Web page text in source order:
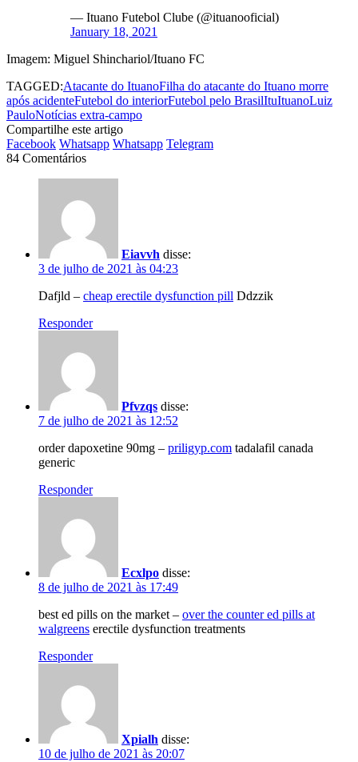
— Ituano Futebol Clube (@ituanooficial)
January 18, 2021
Imagem: Miguel Shinchariol/Ituano FC
TAGGED:Atacante do ItuanoFilha do atacante do Ituano morre
após acidenteFutebol do interiorFutebol pelo BrasilItuItuanoLuiz
PauloNotícias extra-campo
Compartilhe este artigo
Facebook Whatsapp Whatsapp Telegram
84 Comentários
Eiavvh disse:
3 de julho de 2021 às 04:23
Dafjld – cheap erectile dysfunction pill Ddzzik
Responder
Pfvzqs disse:
7 de julho de 2021 às 12:52
order dapoxetine 90mg – priligyp.com tadalafil canada
generic
Responder
Ecxlpo disse:
8 de julho de 2021 às 17:49
best ed pills on the market – over the counter ed pills at
walgreens erectile dysfunction treatments
Responder
Xpialh disse:
10 de julho de 2021 às 20:07